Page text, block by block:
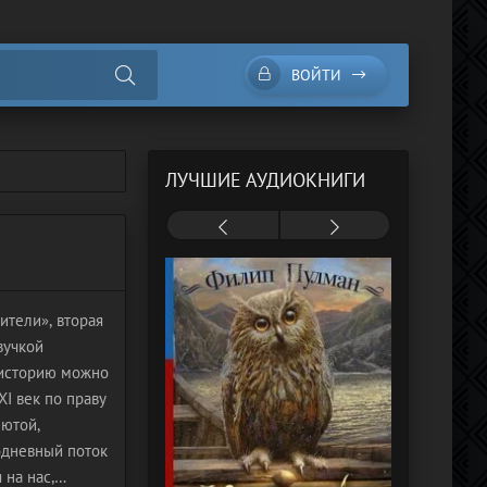
ВОЙТИ
вторая
можно
век по праву
поток
нас,
ЛУЧШИЕ АУДИОКНИГИ